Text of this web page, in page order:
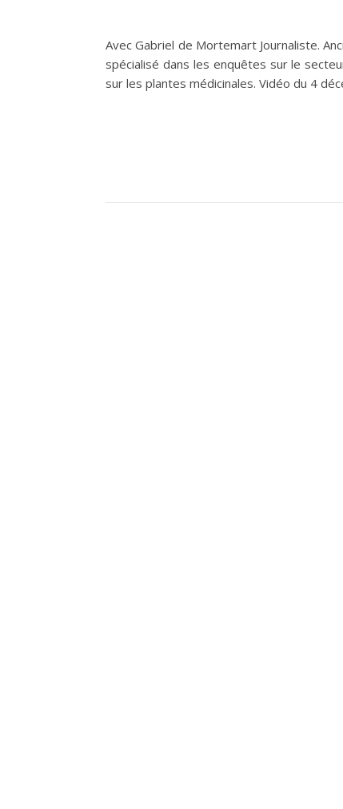
Avec Gabriel de Mortemart Journaliste.
spécialisé dans les enquêtes sur le
sur les plantes médicinales. Vidéo du 4